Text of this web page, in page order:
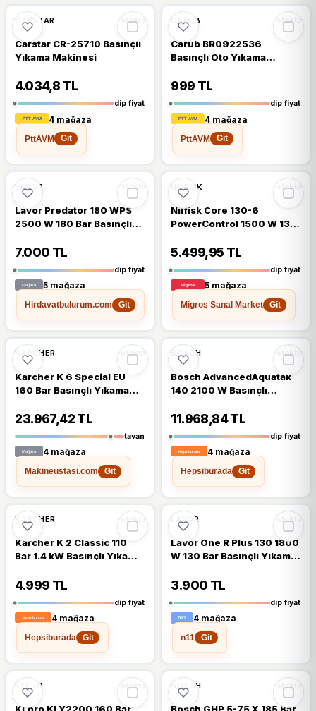
%31 %31 DÜŞTÜ
CARSTAR stokta
Carstar CR-25710 Basınçlı
Yıkama Makinesi
4.034,8 TL
dip fiyat
4 mağaza
PttAVM
Git
%27 %27 DÜŞTÜ
CARUB stokta
Carub BR0922536
Basınçlı Oto Yıkama
999 TL
dip fiyat
4 mağaza
PttAVM
Git
%26 %26 DÜŞTÜ
LAVOR stokta
Lavor Predator 180 WPS
2500 W 180 Bar Basınçlı
7.000 TL
dip fiyat
5 mağaza
Hirdavatbulurum.com
Git
%21 %21 DÜŞTÜ
NILFISK stokta
Nilfisk Core 130-6
PowerControl 1500 W 130
Makinesi
5.499,95 TL
dip fiyat
5 mağaza
Migros Sanal Market
Git
KARCHER stokta
Karcher K 6 Special EU
160 Bar Basınçlı Yıkama
23.967,42 TL
tavan
4 mağaza
Makineustasi.com
Git
%17
BOSCH stokta
Bosch AdvancedAquatak
140 2100 W Basınçlı
11.968,84 TL
dip fiyat
4 mağaza
Hepsiburada
Git
%23 %23 DÜŞTÜ
KARCHER stokta
Karcher K 2 Classic 110
Bar 1.4 kW Basınçlı Yıkama
Makinesi
4.999 TL
dip fiyat
4 mağaza
Hepsiburada
Git
%17
LAVOR stokta
Lavor One R Plus 130 1800
W 130 Bar Basınçlı Yıkama
Makinesi
3.900 TL
dip fiyat
4 mağaza
n11
Git
%16
KLPRO stokta %16
BOSCH stokta